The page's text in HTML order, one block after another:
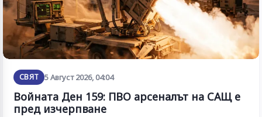
СВЯТ 5 Август 2026, 04:04
Войната Ден 159: ПВО арсеналът на САЩ е
пред изчерпване